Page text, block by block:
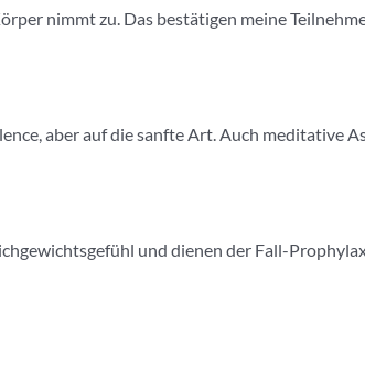
nimmt zu. Das bestätigen meine
aber auf die sanfte Art. Auch meditative
und dienen der Fall-